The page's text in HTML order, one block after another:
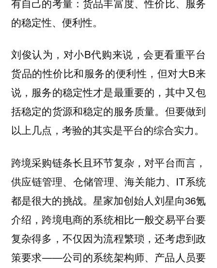
的稳定性、便利性。
刘俊认为，对小B代购来说，会更看重平台
货品的性价比和服务的便利性，但对大B来
说，服务的稳定性才是最重要的，其中又包
括稳定的货源和稳定的服务质量。但要做到
以上几点，考验的其实是平台的综合实力。
跨境采购链条长且环节复杂，对平台而言，
供应链管理、仓储管理、海关能力、IT系统
都是很大的挑战。星家加创始人刘星向36氪
介绍， 跨境电商的系统相比一般交易平台要
复杂得多，不仅因为流程繁琐，还考虑到政
策要求——公司的系统架构师、产品人员要